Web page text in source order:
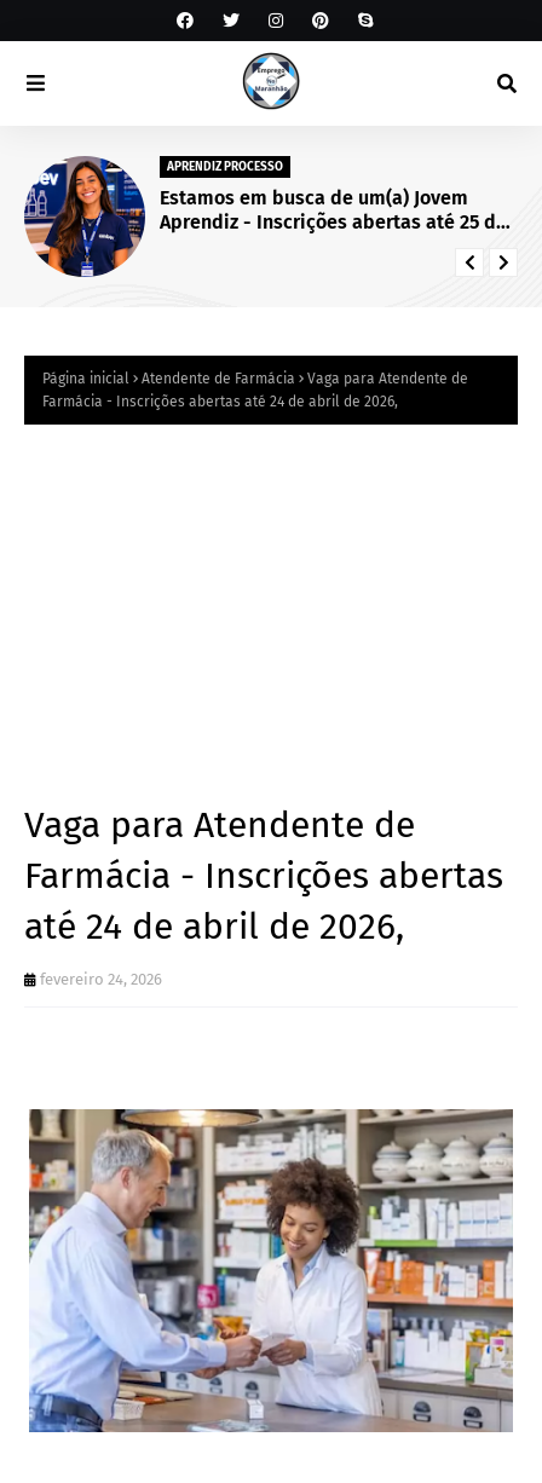
APRENDIZ PROCESSO
Estamos em busca de um(a) Jovem
Aprendiz - Inscrições abertas até 25 de
Página inicial Atendente de Farmácia
Vaga para Atendente de
Farmácia - Inscrições abertas até 24 de abril de 2026,
Vaga para Atendente de
Farmácia - Inscrições abertas
até 24 de abril de 2026,
fevereiro 24, 2026